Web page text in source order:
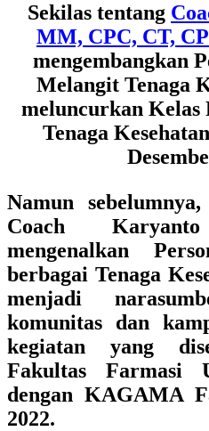
Sekilas tentang
MM, CPC, CT,
mengembangkan
Melangit Tenaga
meluncurkan Kelas
Tenaga
Namun
Coach
mengenalkan
berbagai Tenaga
menjadi
komunitas dan
kegiatan yang
Fakultas Farmasi
dengan KAGAMA
2022.